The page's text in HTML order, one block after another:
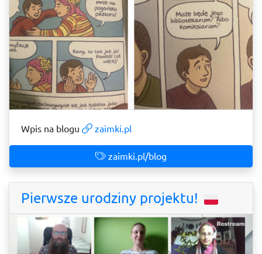
Wpis na blogu zaimki.pl
zaimki.pl/blog
Pierwsze urodziny projektu!